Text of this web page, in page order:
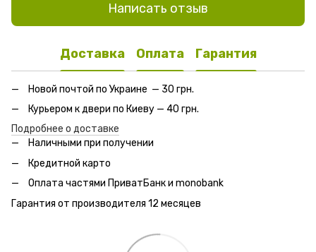
Написать отзыв
Доставка Оплата Гарантия
Новой почтой по Украине — 30 грн.
Курьером к двери по Киеву — 40 грн.
Подробнее о доставке
Наличными при получении
Кредитной карто
Оплата частями ПриватБанк и monobank
Гарантия от производителя 12 месяцев